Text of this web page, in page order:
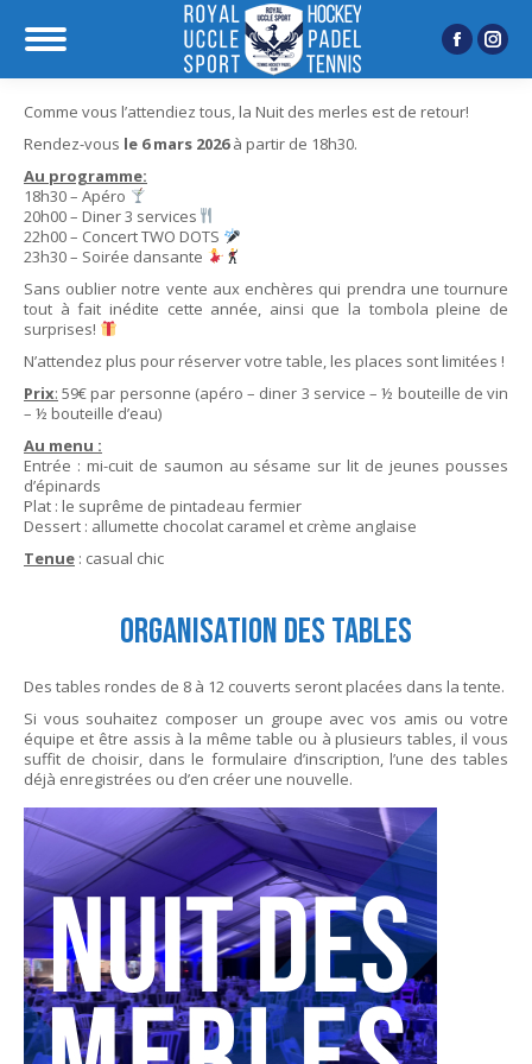
Facebook
page
opens
page
Comme vous l’attendiez tous, la Nuit des merles est de retour!
Rendez-vous le 6 mars 2026à partir de 18h30.
Au programme:
18h30 – Apéro
20h00 – Diner 3 services
22h00 – Concert TWO DOTS
23h30 – Soirée dansante
Sans oublier notre vente aux enchères qui prendra une tournure
tout à fait inédite cette année, ainsi que la tombola pleine de
surprises!
N’attendez plus pour réserver votre table, les places sont limitées !
Prix: 59€ par personne (apéro – diner 3 service – ½ bouteille de vin
– ½ bouteille d’eau)
Au menu :
Entrée : mi-cuit de saumon au sésame sur lit de jeunes pousses
d’épinards
Plat : le suprême de pintadeau fermier
Dessert : allumette chocolat caramel et crème anglaise
Tenue : casual chic
Organisation des tables
Des tables rondes de 8 à 12 couverts seront placées dans la tente.
Si vous souhaitez composer un groupe avec vos amis ou votre
équipe et être assis à la même table ou à plusieurs tables, il vous
suffit de choisir, dans le formulaire d’inscription, l’une des tables
déjà enregistrées ou d’en créer une nouvelle.